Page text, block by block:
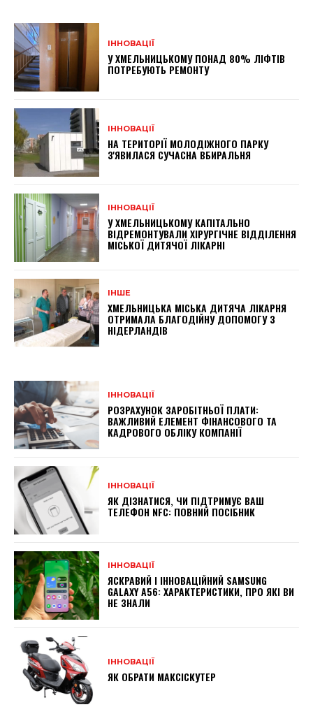
ІННОВАЦІЇ
У ХМЕЛЬНИЦЬКОМУ ПОНАД 80% ЛІФТІВ
ПОТРЕБУЮТЬ РЕМОНТУ
ІННОВАЦІЇ
НА ТЕРИТОРІЇ МОЛОДІЖНОГО ПАРКУ
З'ЯВИЛАСЯ СУЧАСНА ВБИРАЛЬНЯ
ІННОВАЦІЇ
У ХМЕЛЬНИЦЬКОМУ КАПІТАЛЬНО
ВІДРЕМОНТУВАЛИ ХІРУРГІЧНЕ ВІДДІЛЕННЯ
МІСЬКОЇ ДИТЯЧОЇ ЛІКАРНІ
ІНШЕ
ХМЕЛЬНИЦЬКА МІСЬКА ДИТЯЧА ЛІКАРНЯ
ОТРИМАЛА БЛАГОДІЙНУ ДОПОМОГУ З
НІДЕРЛАНДІВ
ІННОВАЦІЇ
РОЗРАХУНОК ЗАРОБІТНЬОЇ ПЛАТИ:
ВАЖЛИВИЙ ЕЛЕМЕНТ ФІНАНСОВОГО ТА
КАДРОВОГО ОБЛІКУ КОМПАНІЇ
ІННОВАЦІЇ
ЯК ДІЗНАТИСЯ, ЧИ ПІДТРИМУЄ ВАШ
ТЕЛЕФОН NFC: ПОВНИЙ ПОСІБНИК
ІННОВАЦІЇ
ЯСКРАВИЙ І ІННОВАЦІЙНИЙ SAMSUNG
GALAXY A56: ХАРАКТЕРИСТИКИ, ПРО ЯКІ ВИ
НЕ ЗНАЛИ
ІННОВАЦІЇ
ЯК ОБРАТИ МАКСІСКУТЕР